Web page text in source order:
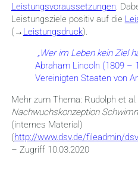
Leistungsvoraussetzungen.
Leistungsziele positiv auf die
(→ Leistungsdruck).
„Wer im Leben kein Ziel
Abraham Lincoln (1809 –
Vereinigten Staaten von
Mehr zum Thema: Rudolph et
Nachwuchskonzeption
(internes Material)
(http://www.dsv.de/fileadmin/
– Zugriff 10.03.2020